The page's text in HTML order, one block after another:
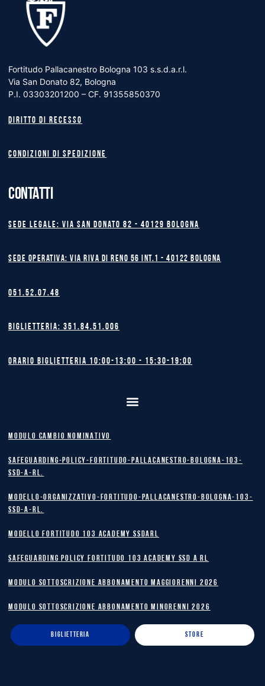
Fortitudo Pallacanestro Bologna 103 s.s.d.a.r.l.
Via San Donato 82, Bologna
P.I. 03303201200 – CF. 91355850370
Diritto di recesso
Condizioni di spedizione
CONTATTI
Sede legale: Via San Donato 82 - 40129 BOLOGNA
Sede operativa: Via Riva di Reno 56 int.1 - 40122 BOLOGNA
051.52.07.48
Biglietteria: 351.84.51.006
Orario biglietteria 10:00-13:00 - 15:30-19:00
MODULO CAMBIO NOMINATIVO
safeguarding-policy-Fortitudo-Pallacanestro-Bologna-103-
SSD-A-RL.
Modello-Organizzativo-Fortitudo-Pallacanestro-Bologna-103-
SSD-A-RL.
MODELLO FORTITUDO 103 ACADEMY SSDARL
safeguarding policy Fortitudo 103 Academy SSD A RL
MODULO SOTTOSCRIZIONE ABBONAMENTO MAGGIORENNI 2026
MODULO SOTTOSCRIZIONE ABBONAMENTO MINORENNI 2026
BIGLIETTERIA STORE